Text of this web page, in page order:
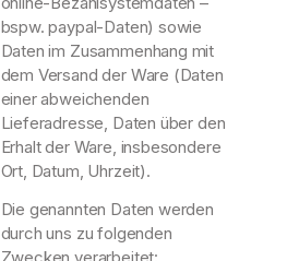
bspw. paypal-Daten) sowie
Daten im Zusammenhang mit
dem Versand der Ware (Daten
einer abweichenden
Lieferadresse, Daten über den
Erhalt der Ware, insbesondere
Ort, Datum, Uhrzeit).
Die genannten Daten werden
durch uns zu folgenden
Zwecken verarbeitet: